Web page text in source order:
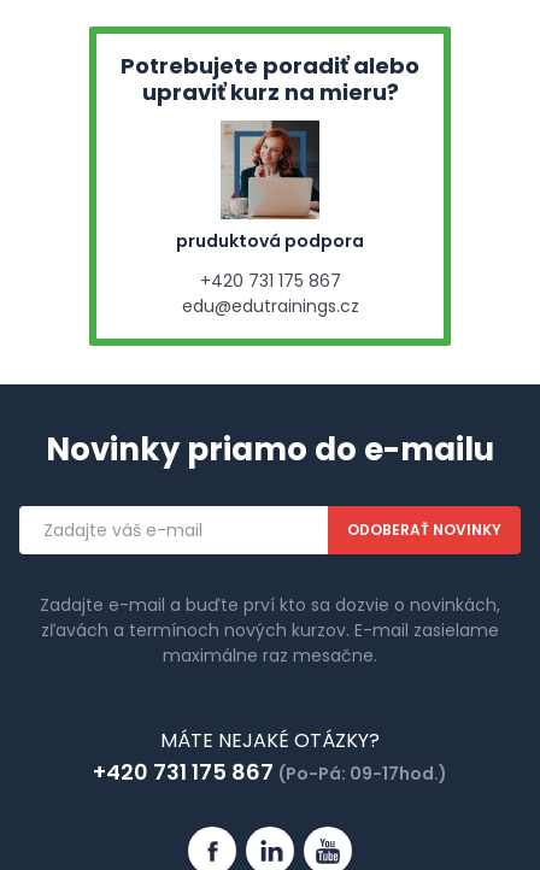
Potrebujete poradiť alebo
upraviť kurz na mieru?
pruduktová podpora
+420 731 175 867
edu@edutrainings.cz
Novinky priamo do e-mailu
Emailová
adresa
Zadajte e-mail a buďte prví kto sa dozvie o novinkách,
zľavách a termínoch nových kurzov. E-mail zasielame
maximálne raz mesačne.
MÁTE NEJAKÉ OTÁZKY?
+420 731 175 867 (Po-Pá: 09-17hod.)
FacebookLinkedinYouTube